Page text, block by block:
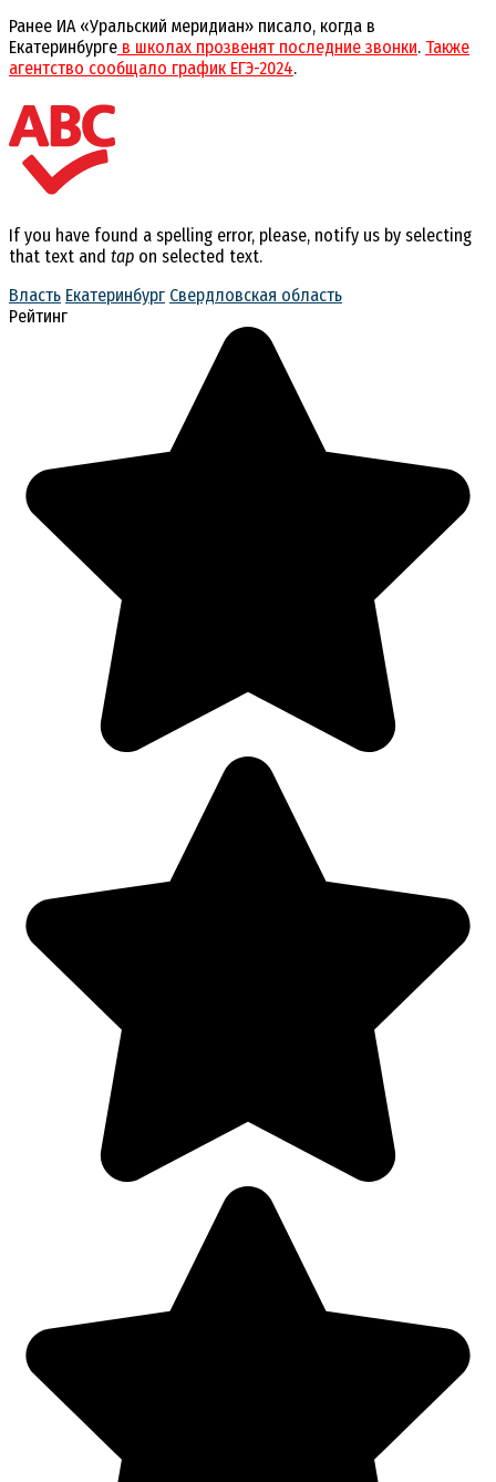
Ранее ИА «Уральский меридиан» писало, когда в
Екатеринбурге в школах прозвенят последние звонки. Также
агентство сообщало график ЕГЭ-2024.
If you have found a spelling error, please, notify us by selecting
that text and tap on selected text.
Власть Екатеринбург Свердловская область
Рейтинг